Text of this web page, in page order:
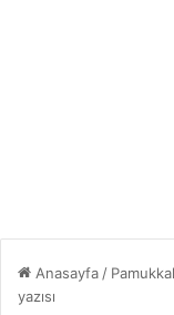
Anasayfa /
yazısı